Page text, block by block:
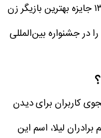
سها نیاستی توانست در سال ۱۳۹۸ جایزه بهترین بازیگر زن
در جشنواره بین‌المللی
کاربران برای دیدن
لیلا، اسم این